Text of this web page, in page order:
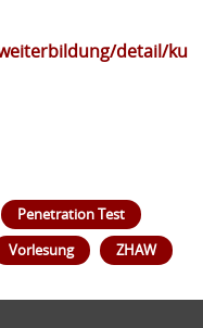
detail/ku
Penetration Test
Vorlesung ZHAW